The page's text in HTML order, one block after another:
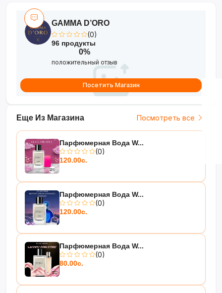
Еще Из Магазина Посмотреть все
Парфюмерная Вода W...
(0)
120.00с.
Парфюмерная Вода W...
(0)
120.00с.
Парфюмерная Вода W...
(0)
80.00с.
GAMMA D’ORO
(0)
96 продукты
0%
положительный отзыв
Посетить Магазин